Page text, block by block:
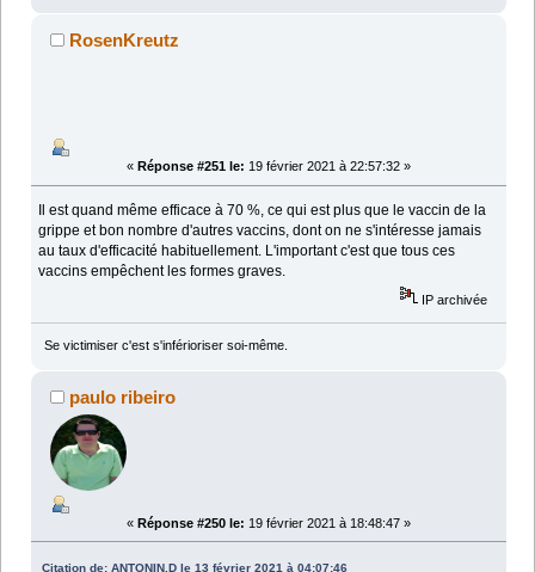
RosenKreutz
« Réponse #251 le: 19 février 2021 à 22:57:32 »
Il est quand même efficace à 70 %, ce qui est plus que le vaccin de la
grippe et bon nombre d'autres vaccins, dont on ne s'intéresse jamais
au taux d'efficacité habituellement. L'important c'est que tous ces
vaccins empêchent les formes graves.
IP archivée
Se victimiser c'est s'inférioriser soi-même.
paulo ribeiro
« Réponse #250 le: 19 février 2021 à 18:48:47 »
Citation de: ANTONIN.D le 13 février 2021 à 04:07:46